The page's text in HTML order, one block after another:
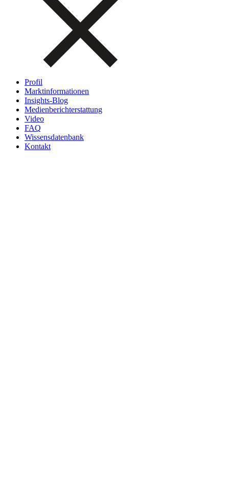
Profil
Marktinformationen
Insights-Blog
Medienberichterstattung
Video
FAQ
Wissensdatenbank
Kontakt